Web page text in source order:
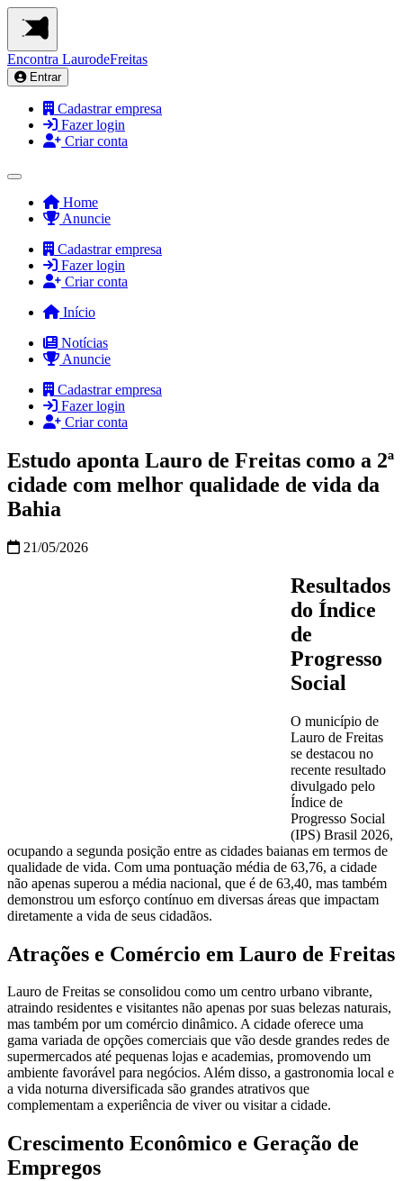
Encontra LaurodeFreitas
Entrar
Cadastrar empresa
Fazer login
Criar conta
Home
Anuncie
Cadastrar empresa
Fazer login
Criar conta
Início
Notícias
Anuncie
Cadastrar empresa
Fazer login
Criar conta
Estudo aponta Lauro de Freitas como a 2ª
cidade com melhor qualidade de vida da
Bahia
21/05/2026
Resultados
do Índice
de
Progresso
Social
O município de
Lauro de Freitas
se destacou no
recente resultado
divulgado pelo
Índice de
Progresso Social
(IPS) Brasil 2026,
ocupando a segunda posição entre as cidades baianas em termos de
qualidade de vida. Com uma pontuação média de 63,76, a cidade
não apenas superou a média nacional, que é de 63,40, mas também
demonstrou um esforço contínuo em diversas áreas que impactam
diretamente a vida de seus cidadãos.
Atrações e Comércio em Lauro de Freitas
Lauro de Freitas se consolidou como um centro urbano vibrante,
atraindo residentes e visitantes não apenas por suas belezas naturais,
mas também por um comércio dinâmico. A cidade oferece uma
gama variada de opções comerciais que vão desde grandes redes de
supermercados até pequenas lojas e academias, promovendo um
ambiente favorável para negócios. Além disso, a gastronomia local e
a vida noturna diversificada são grandes atrativos que
complementam a experiência de viver ou visitar a cidade.
Crescimento Econômico e Geração de
Empregos